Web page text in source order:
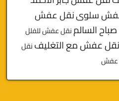
سلوىنقل عفش
السالمنقل عفش للفلل
نقل عفش مع التغليفنقل
عفش